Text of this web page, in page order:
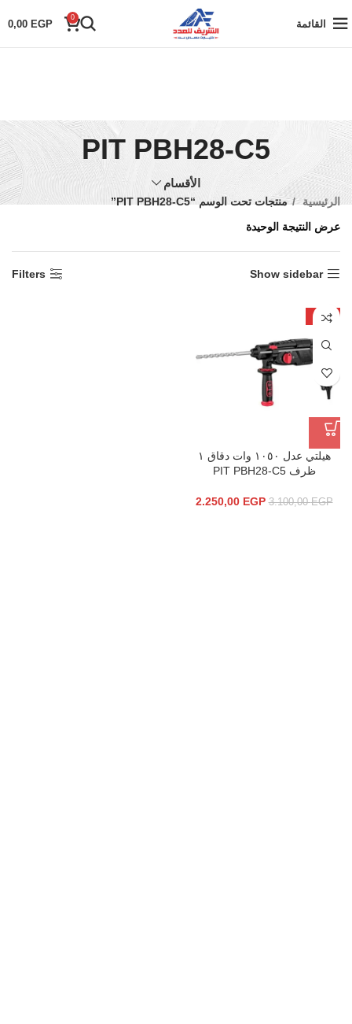
القائمة
0
0,00 EGP
PIT PBH28-C5
الأقسام
الرئيسية
منتجات تحت الوسم “PIT PBH28-C5”
عرض النتيجة الوحيدة
Show sidebar
Filters
-27%
هيلتي عدل ١٠٥٠ وات دقاق ١
ظرف PIT PBH28-C5
3.100,00EGP
2.250,00 EGP